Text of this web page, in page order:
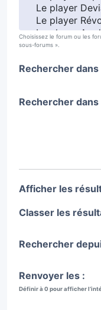
Choisissez le forum ou les
sous-forums ».
Rechercher
Rechercher dans
Afficher les
Classer les
Rechercher
Renvoyer les :
Définir à 0 pour afficher